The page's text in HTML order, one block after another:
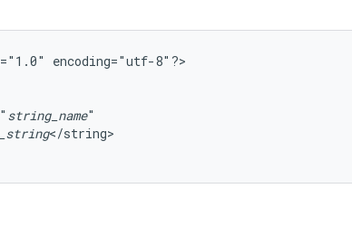
encoding="utf-8"?>
string_name
</string>